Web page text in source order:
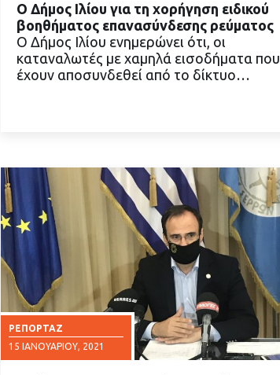
ΔΙΑΒΑΣΤΕ ΠΕΡΙΣΣΟΤΕΡΑ
Ο Δήμος Ιλίου για τη χορήγηση ειδικού
βοηθήματος επανασύνδεσης ρεύματος
Ο Δήμος Ιλίου ενημερώνει ότι, οι
καταναλωτές με χαμηλά εισοδήματα που
έχουν αποσυνδεθεί από το δίκτυο…
ΡΕΠΟΡΤΆΖ
15 ΙΑΝΟΥΑΡΊΟΥ, 2021